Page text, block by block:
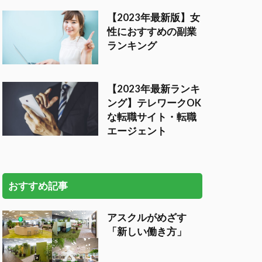
【2023年最新版】女
性におすすめの副業
ランキング
【2023年最新ランキ
ング】テレワークOK
な転職サイト・転職
エージェント
おすすめ記事
アスクルがめざす
「新しい働き方」